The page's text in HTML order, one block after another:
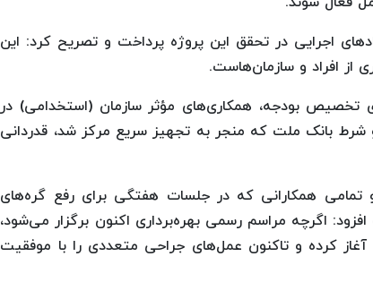
اجرایی در تحقق این پروژه پرداخت و تصریح کرد: این
از افراد و سازمان‌هاست.
تخصیص بودجه، همکاری‌های مؤثر سازمان (استخدامی) در
بانک ملت که منجر به تجهیز سریع مرکز شد، قدردانی
همکارانی که در جلسات هفتگی برای رفع گره‌های
اگرچه مراسم رسمی بهره‌برداری اکنون برگزار می‌شود،
کرده و تاکنون عمل‌های جراحی متعددی را با موفقیت